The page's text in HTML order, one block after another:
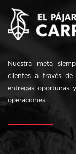
Nuestra meta
clientes a través de
entregas oportunas
operaciones.